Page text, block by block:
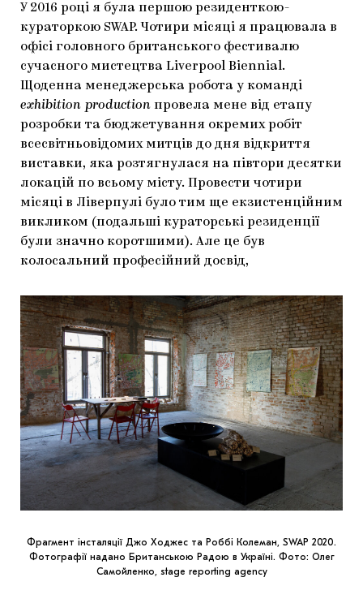
У 2016 році я була першою резиденткою-
кураторкою SWAP. Чотири місяці я працювала в
офісі головного британського фестивалю
сучасного мистецтва Liverpool Biennial.
Щоденна менеджерська робота у команді
exhibition production провела мене від етапу
розробки та бюджетування окремих робіт
всесвітньовідомих митців до дня відкриття
виставки, яка розтягнулася на півтори десятки
локацій по всьому місту. Провести чотири
місяці в Ліверпулі було тим ще екзистенційним
викликом (подальші кураторські резиденції
були значно коротшими). Але це був
колосальний професійний досвід,
Фрагмент інсталяції Джо Ходжес та Роббі Колеман, SWAP 2020.
Фотографії надано Британською Радою в Україні. Фото: Олег
Самойленко, stage reporting agency